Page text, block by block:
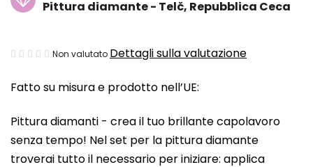
Fatto su misura e prodotto nell’UE:
Pittura diamanti - crea il tuo brillante capolavoro
senza tempo! Nel set per la pittura diamante
troverai tutto il necessario per iniziare: applica
Pittura diamante - Telč, Repubblica Ceca
La
media
prodotto
è
Non valutato Dettagli sulla valutazione